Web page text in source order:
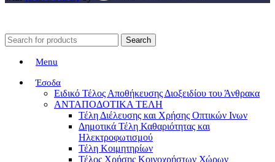
Search
Menu
Έσοδα
Ειδικό Τέλος Αποθήκευσης Διοξειδίου του Άνθρακα
ΑΝΤΑΠΟΔΟΤΙΚΑ ΤΕΛΗ
Τέλη Διέλευσης και Χρήσης Οπτικών Ινων
Δημοτικά Τέλη Καθαριότητας και
Ηλεκτροφωτισμού
Τέλη Κοιμητηρίων
Τέλος Χρήσης Κοινοχρήστων Χώρων